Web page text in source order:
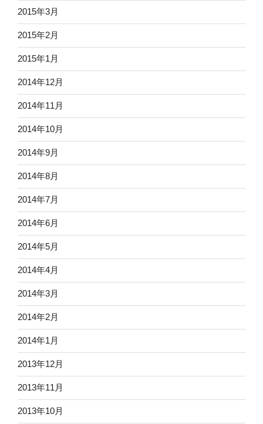
2015年3月
2015年2月
2015年1月
2014年12月
2014年11月
2014年10月
2014年9月
2014年8月
2014年7月
2014年6月
2014年5月
2014年4月
2014年3月
2014年2月
2014年1月
2013年12月
2013年11月
2013年10月